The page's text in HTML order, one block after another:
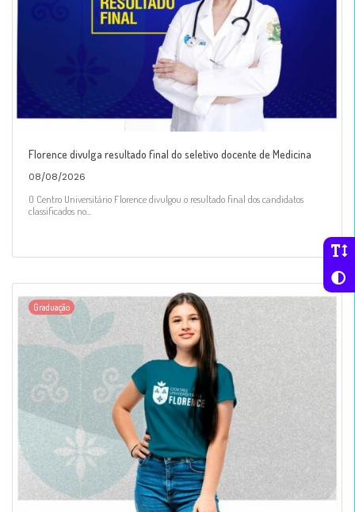
Florence divulga resultado final do seletivo docente de Medicina
08/08/2026
O Centro Universitário Florence divulgou o resultado final dos candidatos
classificados no...
Graduação